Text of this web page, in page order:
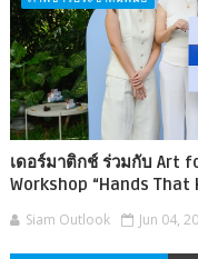
เดอร์มาติกช์ ร่วมกับ Art
Workshop “Hands That
Siam Outlook Jun 04,